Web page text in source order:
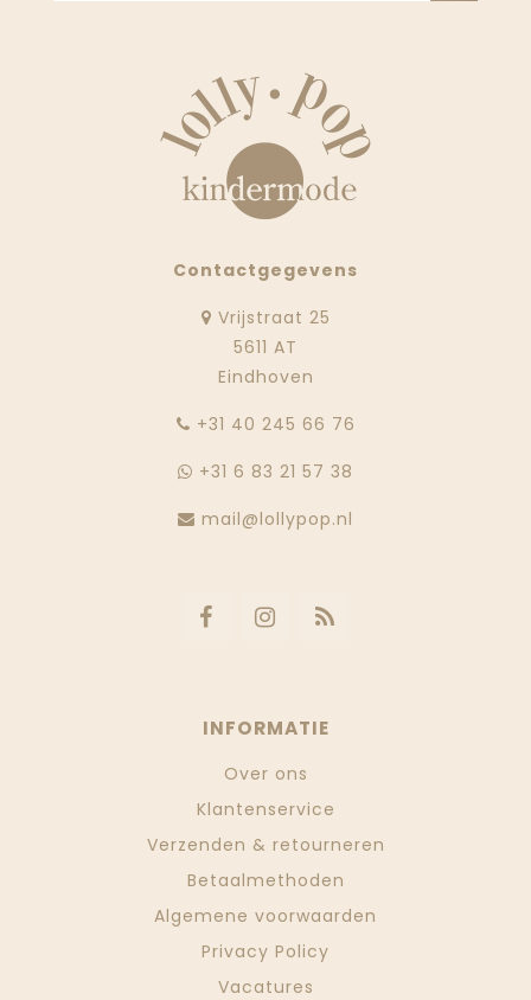
Contactgegevens
Vrijstraat 25
5611 AT
Eindhoven
‭+31 40 245 66 76
+31 6 83 21 57 38
mail@lollypop.nl
INFORMATIE
Over ons
Klantenservice
Verzenden & retourneren
Betaalmethoden
Algemene voorwaarden
Privacy Policy
Vacatures